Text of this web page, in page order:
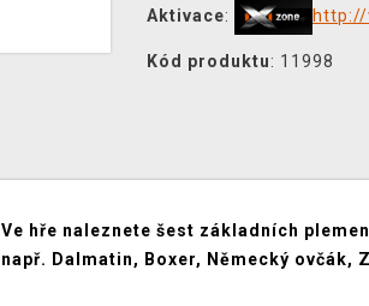
Aktivace: http://
Kód produktu: 11998
Ve hře naleznete šest základních
např. Dalmatin, Boxer, Německý